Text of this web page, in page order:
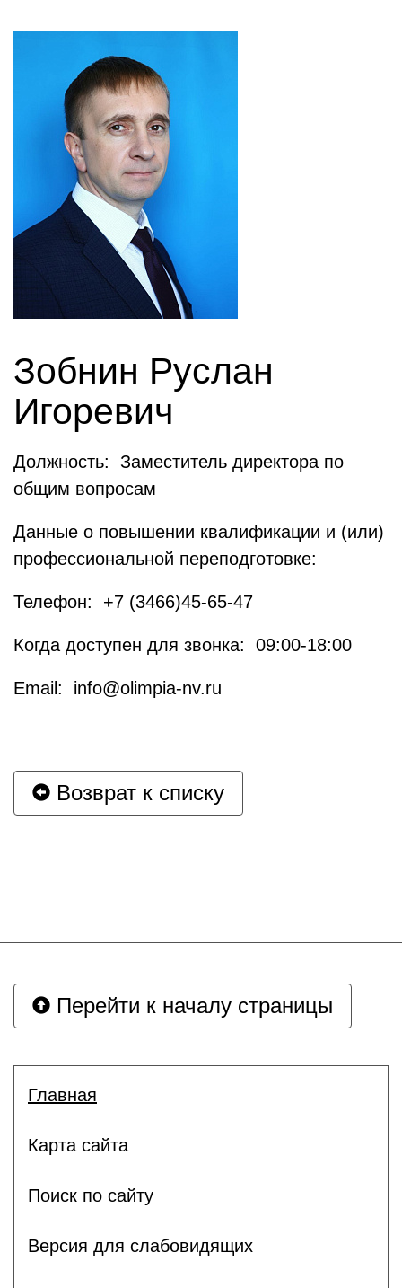
Зобнин Руслан
Игоревич
Должность: Заместитель директора по
общим вопросам
Данные о повышении квалификации и (или)
профессиональной переподготовке:
Телефон: +7 (3466)45-65-47
Когда доступен для звонка: 09:00-18:00
Email: info@olimpia-nv.ru
Возврат к списку
Перейти к началу страницы
Главная
Карта сайта
Поиск по сайту
Версия для слабовидящих